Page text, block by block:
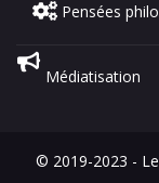
Pensées
Médiatisation
© 2019-2023 -